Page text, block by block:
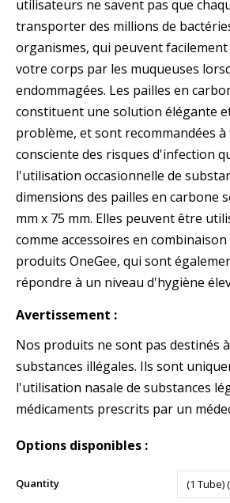
utilisateurs ne savent pas que
transporter des millions de
organismes, qui peuvent
votre corps par les muqueuses
endommagées. Les pailles en
constituent une solution élégante
problème, et sont recommandées
consciente des risques d'infection
l'utilisation occasionnelle de
dimensions des pailles en carbone
mm x 75 mm. Elles peuvent être
comme accessoires en
produits OneGee, qui sont
répondre à un niveau d'hygiène
Avertissement :
Nos produits ne sont pas destinés
substances illégales. Ils sont
l'utilisation nasale de substances
médicaments prescrits par un
Options disponibles :
Quantity (1 Tube)